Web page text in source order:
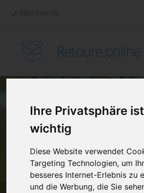
Ihre Privatsphäre
wichtig
Diese Website verwendet
Targeting Technologien, um
besseres Internet-Erlebnis zu
und die Werbung, die Sie
Retoure.online